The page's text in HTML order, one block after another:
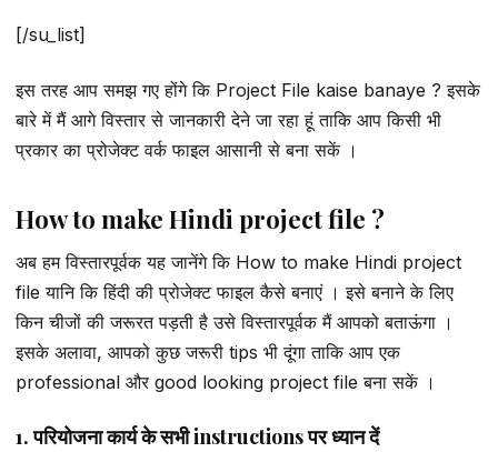
[/su_list]
इस तरह आप समझ गए होंगे कि Project File kaise banaye ? इसके
बारे में मैं आगे विस्तार से जानकारी देने जा रहा हूं ताकि आप किसी भी
प्रकार का प्रोजेक्ट वर्क फाइल आसानी से बना सकें ।
How to make Hindi project file ?
अब हम विस्तारपूर्वक यह जानेंगे कि How to make Hindi project
file यानि कि हिंदी की प्रोजेक्ट फाइल कैसे बनाएं । इसे बनाने के लिए
किन चीजों की जरूरत पड़ती है उसे विस्तारपूर्वक मैं आपको बताऊंगा ।
इसके अलावा, आपको कुछ जरूरी tips भी दूंगा ताकि आप एक
professional और good looking project file बना सकें ।
1. परियोजना कार्य के सभी instructions पर ध्यान दें